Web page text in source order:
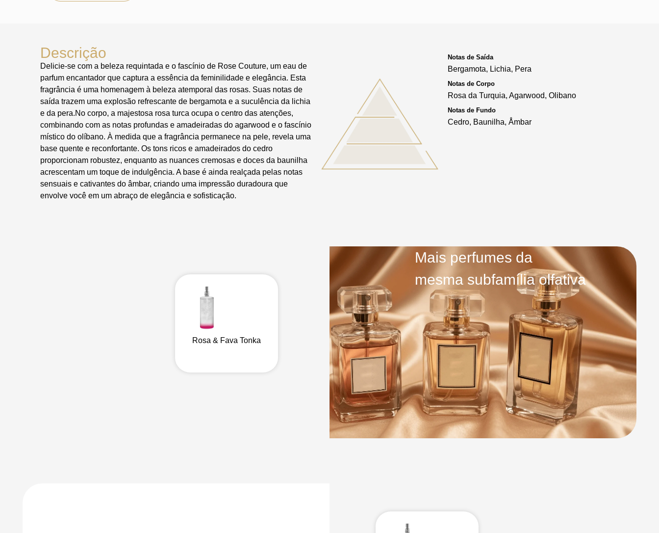
Descrição
Delicie-se com a beleza requintada e o fascínio de Rose Couture, um eau de
parfum encantador que captura a essência da feminilidade e elegância. Esta
fragrância é uma homenagem à beleza atemporal das rosas. Suas notas de
saída trazem uma explosão refrescante de bergamota e a suculência da lichia
e da pera.No corpo, a majestosa rosa turca ocupa o centro das atenções,
combinando com as notas profundas e amadeiradas do agarwood e o fascínio
místico do olíbano. À medida que a fragrância permanece na pele, revela uma
base quente e reconfortante. Os tons ricos e amadeirados do cedro
proporcionam robustez, enquanto as nuances cremosas e doces da baunilha
acrescentam um toque de indulgência. A base é ainda realçada pelas notas
sensuais e cativantes do âmbar, criando uma impressão duradoura que
envolve você em um abraço de elegância e sofisticação.
Notas de Saída
Bergamota, Lichia, Pera
Notas de Corpo
Rosa da Turquia, Agarwood, Olibano
Notas de Fundo
Cedro, Baunilha, Åmbar
Rosa & Fava Tonka Lumière d’Issey
Mais perfumes da
mesma subfamília olfativa